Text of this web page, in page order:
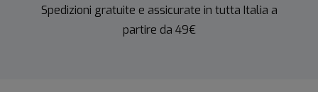
Spedizioni gratuite e assicurate in tutta Italia a
partire da 49€